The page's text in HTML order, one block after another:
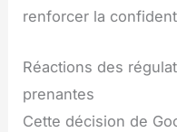
renforcer la
Réactions des
prenantes
Cette décision de